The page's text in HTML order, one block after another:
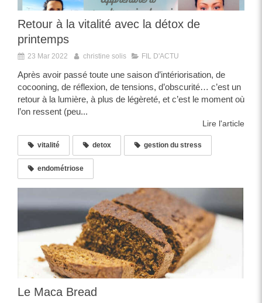
Retour à la vitalité avec la détox de
printemps
23 Mar 2022 christine solis FIL D'ACTU
Après avoir passé toute une saison d’intériorisation, de
cocooning, de réflexion, de tensions, d’obscurité… c’est un
retour à la lumière, à plus de légèreté, et c’est le moment où
l’on ressent (peu...
Lire l'article
vitalité detox gestion du stress
endométriose
Le Maca Bread